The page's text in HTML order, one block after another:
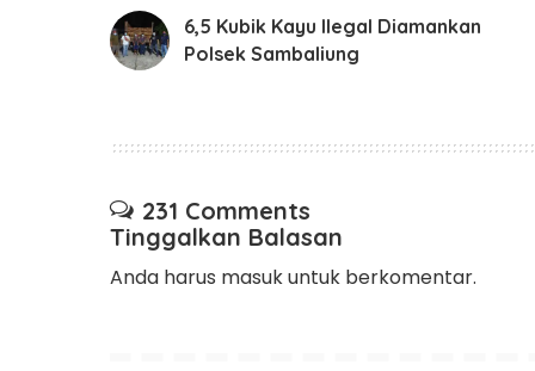
6,5 Kubik Kayu Ilegal Diamankan
Polsek Sambaliung
231 Comments
Tinggalkan Balasan
Anda harus masukuntuk berkomentar.